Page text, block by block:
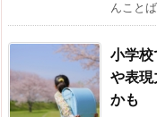
んこと
小学
や表
かも